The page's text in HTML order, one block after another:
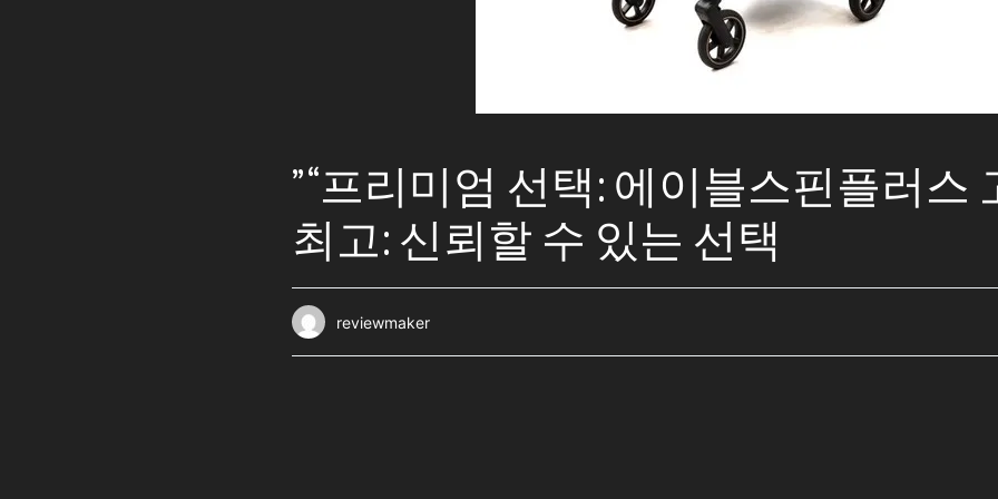
” “프리미엄 선택: 에이블스핀플러스
최고: 신뢰할 수 있는 선택
reviewmaker